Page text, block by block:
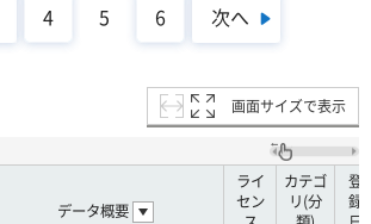
4 5 6 次へ
画面サイズで表示
データ概要
ライ
セン
カテゴ
リ(分
登
録